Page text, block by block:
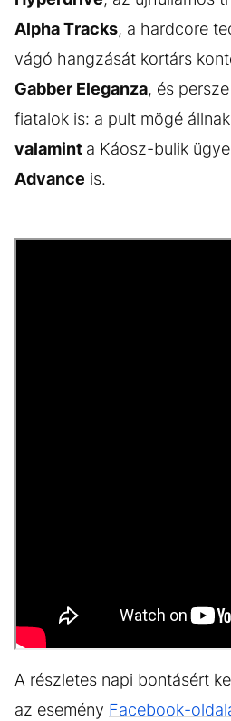
Alpha Tracks, a hardcore
vágó hangzását kortárs
Gabber Eleganza, és
fiatalok is: a pult mögé
valamint a Káosz-bulik
Advance is.
A részletes napi bontásért
az esemény Facebook-